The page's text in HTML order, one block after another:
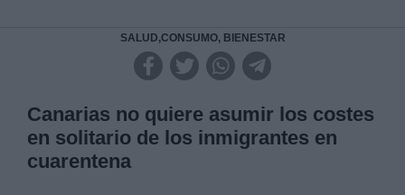
SALUD,CONSUMO, BIENESTAR
Canarias no quiere asumir los costes
en solitario de los inmigrantes en
cuarentena
Legitimación: